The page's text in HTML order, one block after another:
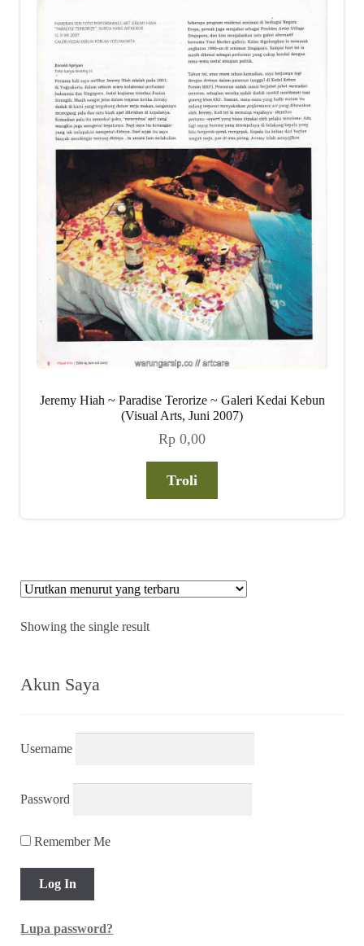
menu
Alamat
Rekening
Reseller
Jeremy Hiah ~ Paradise Terorize ~ Galeri Kedai Kebun
(Visual Arts, Juni 2007)
Rp 0,00
Troli
Showing the single result
Akun Saya
Username
Password
Remember Me
Lupa password?